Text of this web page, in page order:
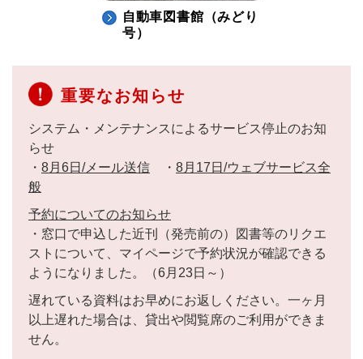
自動車図書館 （みどり
号）
重要なお知らせ
システム・メンテナンスによるサービス停止のお知
らせ
・ 8月6日/メール送信 ・ 8月17日/ウェブサービス全
般
予約についてのお知らせ
・窓口で申込した近刊（発売前の）図書等のリクエ
ストについて、マイページで予約状況が確認できる
ようになりました。（6月23日～）
遅れている資料はお早めにお返しください。一ヶ月
以上遅れた場合は、貸出や閲覧席のご利用ができま
せん。